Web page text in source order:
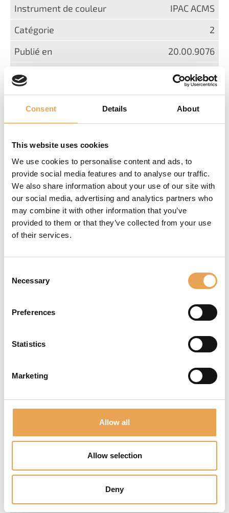
Consent Details About
This website uses cookies
We use cookies to personalise content and ads, to
provide social media features and to analyse our traffic.
We also share information about your use of our site with
our social media, advertising and analytics partners who
may combine it with other information that you’ve
provided to them or that they’ve collected from your use
of their services.
Selection
Necessary
Preferences
Statistics
Marketing
Allow all
Allow selection
Deny
IPAC ACMS
2
20.00.9076
IPAC ICMS
Konica Minolta
Konica Minolta CM-2600d &
xy-table
Konica Minolta FD-5
10.20.8115
10.20.8115
2